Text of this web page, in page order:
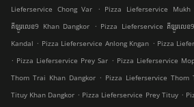
Lieferservice Chong Var
. Pizza Lieferservice Mukh
គីឡូរលេខ9 Khan Dangkor
. Pizza Lieferservice គីឡូរលេខ9
Kandal . Pizza Lieferservice Anlong Kngan . Pizza
. Pizza Lieferservice Prey Sar . Pizza Lieferservice
Thom Trai Khan Dangkor . Pizza Lieferservice Thom
Tituy Khan Dangkor . Pizza Lieferservice Prey Tituy .